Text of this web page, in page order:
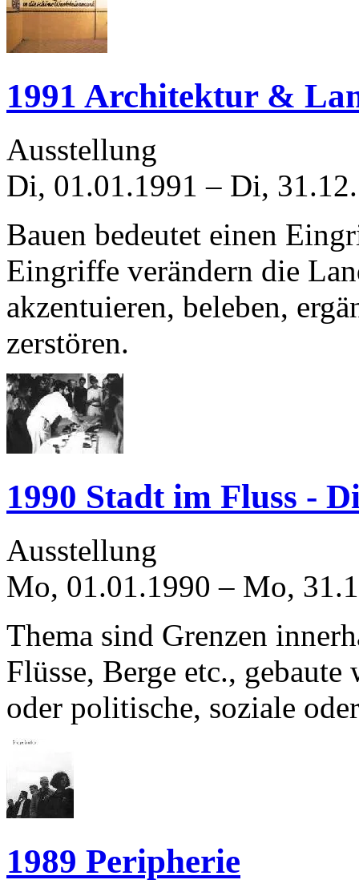
1991 Architektur &
Ausstellung
Di, 01.01.1991 – Di,
Bauen bedeutet einen
Eingriffe verändern die
akzentuieren, beleben,
zerstören.
1990 Stadt im Fluss -
Ausstellung
Mo, 01.01.1990 – Mo,
Thema sind Grenzen
Flüsse, Berge etc.,
oder politische, soziale
1989 Peripherie